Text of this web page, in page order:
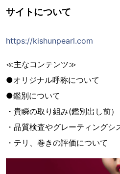
サイトについて
https://kishunpearl.com
≪主なコンテンツ≫
●オリジナル呼称について
●鑑別について
・貴瞬の取り組み(鑑別出し前）
・品質検査やグレーティング
・テリ、巻きの評価について